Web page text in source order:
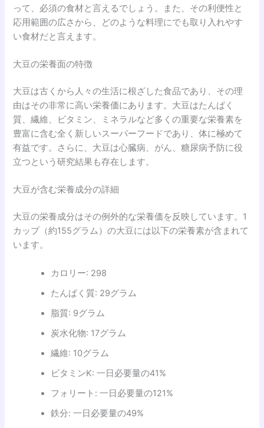
って、必須の食材と言えるでしょう。また、その利便性と
応用範囲の広さから、どのような料理にでも取り入れやす
い食材だと言えます。
大豆の栄養面の特徴
大豆は古くから人々の生活に根ざした食品であり、その理
由はその非常に高い栄養価にあります。大豆はたんぱく
質、繊維、ビタミン、ミネラルなど多くの重要な栄養素を
豊富に含む全く新しいスーパーフードであり、体に極めて
有益です。さらに、大豆は心臓病、がん、糖尿病予防に役
立つという研究結果も存在します。
大豆が含む栄養成分の詳細
大豆の栄養成分はその例外的な栄養価を反映しています。1
カップ（約155グラム）の大豆には以下の栄養素が含まれて
います。
カロリー: 298
たんぱく質: 29グラム
脂質: 9グラム
炭水化物: 17グラム
繊維: 10グラム
ビタミンK: 一日必要量の41%
フォリート: 一日必要量の121%
鉄分: 一日必要量の49%